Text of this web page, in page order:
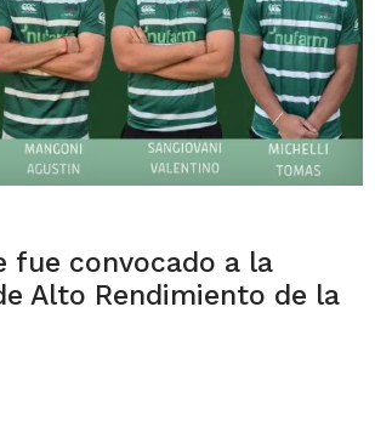
fue convocado a la
Alto Rendimiento de la